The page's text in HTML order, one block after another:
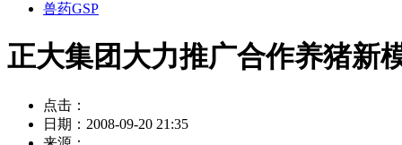
兽药GSP
正大集团大力推广合作养猪新
点击：
日期： 2008-09-20 21:35